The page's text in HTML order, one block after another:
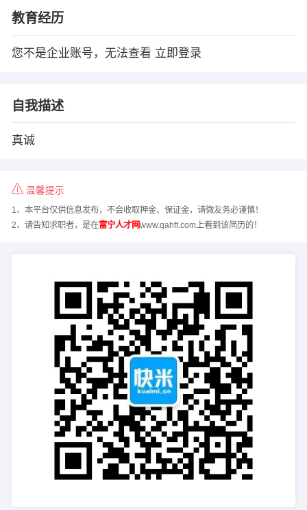
教育经历
您不是企业账号，无法查看 立即登录
自我描述
真诚
温馨提示
1、本平台仅供信息发布，不会收取押金、保证金，请微友务必谨慎！
2、请告知求职者，是在富宁人才网www.qahft.com上看到该简历的！